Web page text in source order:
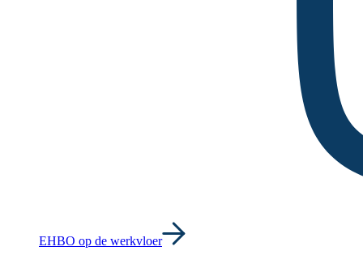
EHBO op de werkvloer